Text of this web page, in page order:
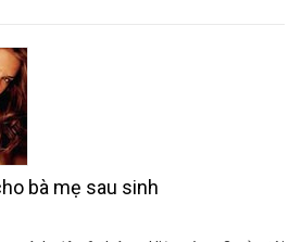
bà mẹ sau sinh